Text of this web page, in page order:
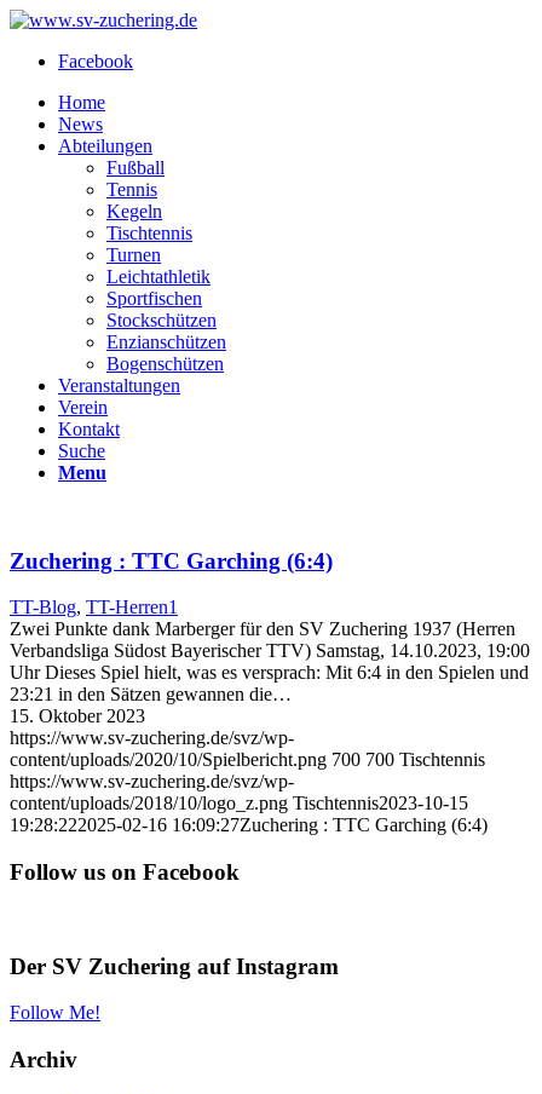
Facebook
Home
News
Abteilungen
Fußball
Tennis
Kegeln
Tischtennis
Turnen
Leichtathletik
Sportfischen
Stockschützen
Enzianschützen
Bogenschützen
Veranstaltungen
Verein
Kontakt
Suche
Menu
Zuchering : TTC Garching (6:4)
TT-Blog, TT-Herren1
Zwei Punkte dank Marberger für den SV Zuchering 1937 (Herren
Verbandsliga Südost Bayerischer TTV) Samstag, 14.10.2023, 19:00
Uhr Dieses Spiel hielt, was es versprach: Mit 6:4 in den Spielen und
23:21 in den Sätzen gewannen die…
15. Oktober 2023
https://www.sv-zuchering.de/svz/wp-
content/uploads/2020/10/Spielbericht.png 700 700 Tischtennis
https://www.sv-zuchering.de/svz/wp-
content/uploads/2018/10/logo_z.png Tischtennis2023-10-15
19:28:222025-02-16 16:09:27Zuchering : TTC Garching (6:4)
Follow us on Facebook
Der SV Zuchering auf Instagram
Follow Me!
Archiv